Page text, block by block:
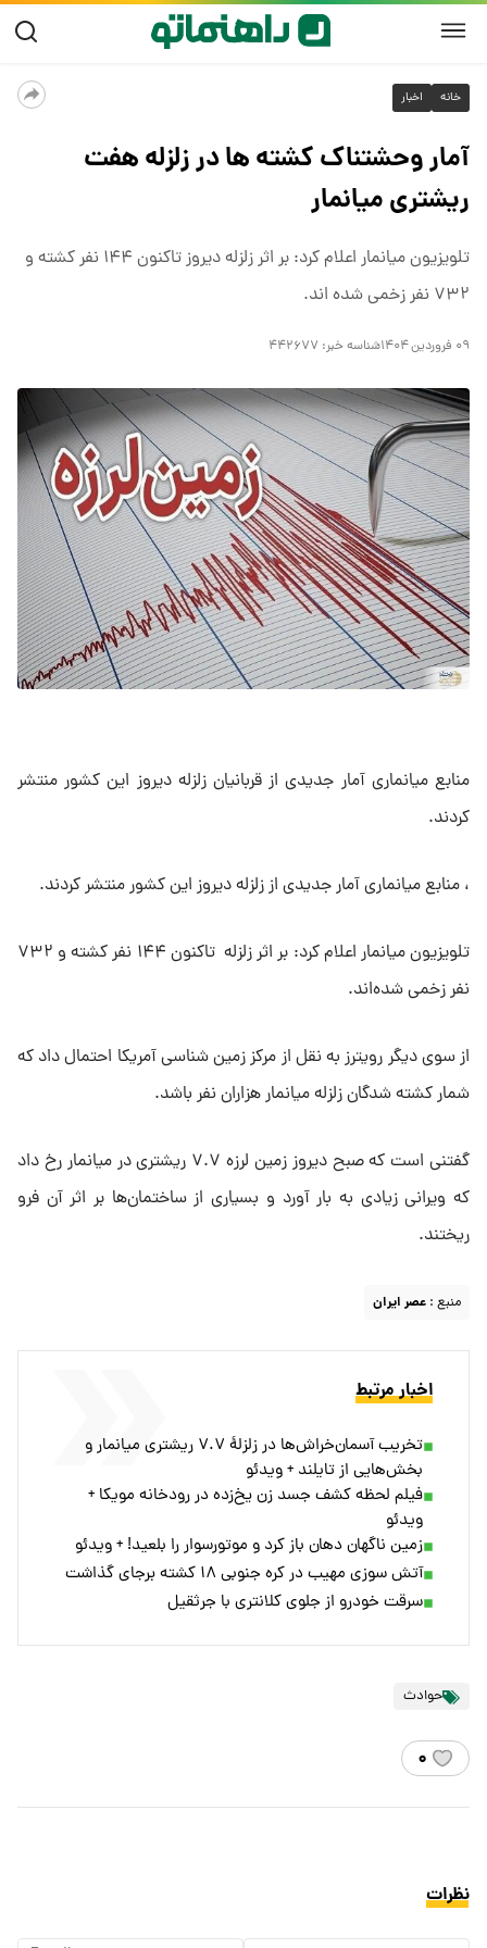
خانه اخبار
آمار وحشتناک کشته ها در زلزله هفت
ریشتری میانمار
تلویزیون میانمار اعلام کرد: بر اثر زلزله دیروز تاکنون ۱۴۴ نفر کشته و
۷۳۲ نفر زخمی شده اند.
۰۹ فروردین ۱۴۰۴ شناسه خبر: ۴۴۲۶۷۷
منابع میانماری آمار جدیدی از قربانیان زلزله دیروز این کشور منتشر
کردند.
، منابع میانماری آمار جدیدی از زلزله دیروز این کشور منتشر کردند.
تلویزیون میانمار اعلام کرد: بر اثر زلزله تاکنون ۱۴۴ نفر کشته و ۷۳۲
نفر زخمی شده‌اند.
از سوی دیگر رویترز به نقل از مرکز زمین شناسی آمریکا احتمال داد که
شمار کشته شدگان زلزله میانمار هزاران نفر باشد.
گفتنی است که صبح دیروز زمین لرزه ۷.۷ ریشتری در میانمار رخ داد
که ویرانی زیادی به بار آورد و بسیاری از ساختمان‌ها بر اثر آن فرو
ریختند.
منبع : عصر ایران
اخبار مرتبط
تخریب آسمان‌خراش‌ها در زلزلهٔ ۷.۷ ریشتری میانمار و
بخش‌هایی از تایلند + ویدئو
فیلم لحظه کشف جسد زن یخ‌زده در رودخانه مویکا +
ویدئو
زمین ناگهان دهان باز کرد و موتورسوار را بلعید! + ویدئو
آتش سوزی مهیب در کره جنوبی ۱۸ کشته برجای گذاشت
سرقت خودرو از جلوی کلانتری با جرثقیل
حوادث
۰
نظرات